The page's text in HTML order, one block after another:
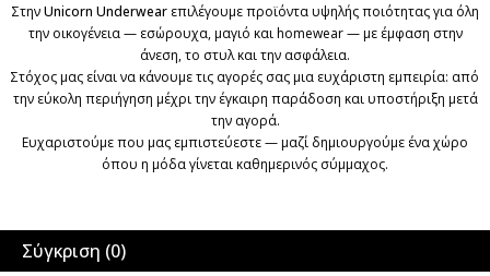
ΣτηνUnicorn Underwearεπιλέγουμε προϊόντα υψηλής ποιότητας για όλη
την οικογένεια — εσώρουχα, μαγιό και homewear — με έμφαση στην
άνεση, το στυλ και την ασφάλεια.
Στόχος μας είναι να κάνουμε τις αγορές σας μια ευχάριστη εμπειρία: από
την εύκολη περιήγηση μέχρι την έγκαιρη παράδοση και υποστήριξη μετά
την αγορά.
Ευχαριστούμε που μας εμπιστεύεστε — μαζί δημιουργούμε ένα χώρο
όπου η μόδα γίνεται καθημερινός σύμμαχος.
Σύγκριση (0)